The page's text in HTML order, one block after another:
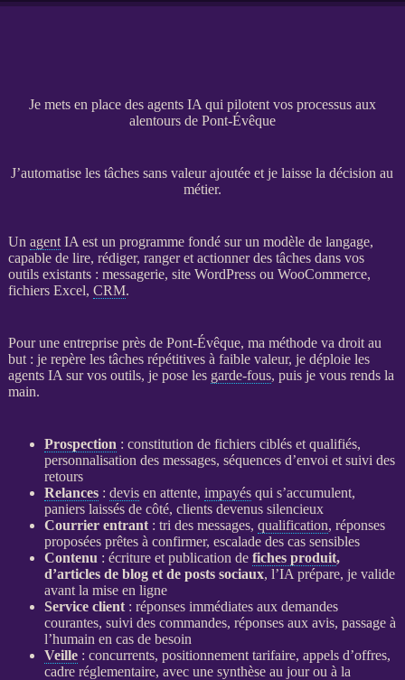
Je mets en place des agents IA qui pilotent vos processus aux
alentours de Pont-Évêque
J’automatise les tâches sans valeur ajoutée et je laisse la décision au
métier.
Un agent IA est un programme fondé sur un modèle de langage,
capable de lire, rédiger, ranger et actionner des tâches dans vos
outils existants : messagerie, site WordPressou WooCommerce,
fichiers Excel, CRM.
Pour une entreprise près de Pont-Évêque, ma méthode va droit au
but : je repère les tâches répétitives à faible valeur, je déploie les
agents IA sur vos outils, je pose les garde-fous, puis je vous rends la
main.
Prospection : constitution de fichiers ciblés et qualifiés,
personnalisation des messages, séquences d’envoi et suivi des
retours
Relances: devisen attente, impayésqui s’accumulent,
paniers laissés de côté, clients devenus silencieux
Courrier entrant: tri des messages, qualification, réponses
proposées prêtes à confirmer, escalade des cas sensibles
Contenu : écriture et publication de fiches produit,
d’articles de blog et de posts sociaux, l’IA prépare, je valide
avant la mise en ligne
Service client: réponses immédiates aux demandes
courantes, suivi des commandes, réponses aux avis, passage à
l’humain en cas de besoin
Veille: concurrents, positionnement tarifaire, appels d’offres,
cadre réglementaire, avec une synthèse au jour ou à la